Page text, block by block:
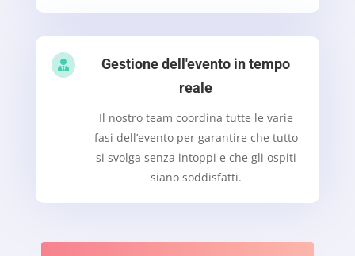

Gestione dell'evento in tempo
reale
Il nostro team coordina tutte le varie
fasi dell’evento per garantire che tutto
si svolga senza intoppi e che gli ospiti
siano soddisfatti.